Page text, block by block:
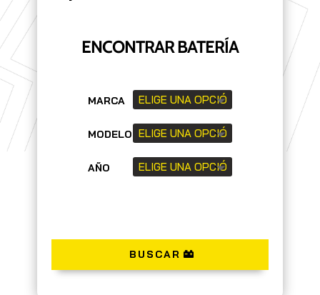
ENCONTRAR BATERÍA
MARCA
MODELO
AÑO
BUSCAR